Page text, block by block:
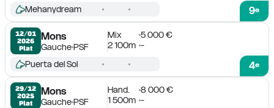
9e
Mehanydream
12/01
2026
Plat
Mons
GauchePSF
Mix
5 000 €
2 100m -
4e
Puerta del Sol
29/12
2025
Plat
Mons
GauchePSF
Hand.
8 000 €
1 500m -